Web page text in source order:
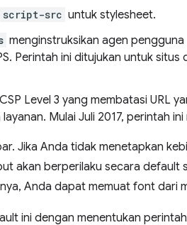
script-src untuk stylesheet.
menginstruksikan agen pengguna
Perintah ini ditujukan untuk
Level 3 yang membatasi URL
Mulai Juli 2017, perintah ini
Jika Anda tidak menetapkan
akan berperilaku secara default
Anda dapat memuat font dari
ini dengan menentukan perintah